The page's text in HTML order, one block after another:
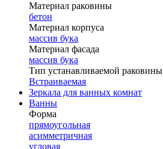
Материал раковины
бетон
Материал корпуса
массив бука
Материал фасада
массив бука
Тип устанавливаемой раковины
Встраиваемая
Зеркала для ванных комнат
Ванны
Форма
прямоугольная
асимметричная
угловая